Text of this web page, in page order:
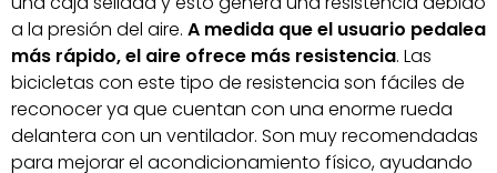
a la presión del aire. A medida que el usuario pedalea
más rápido, el aire ofrece más resistencia. Las
bicicletas con este tipo de resistencia son fáciles de
reconocer ya que cuentan con una enorme rueda
delantera con un ventilador. Son muy recomendadas
para mejorar el acondicionamiento físico, ayudando